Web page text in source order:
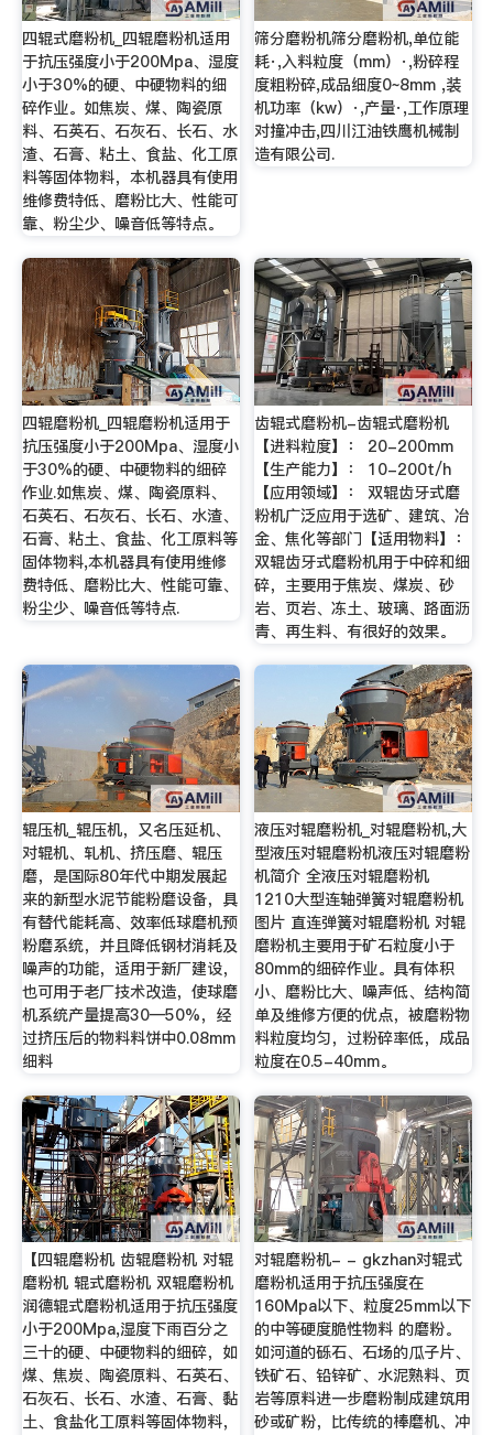
四辊式磨粉机_四辊磨粉机适用
于抗压强度小于200Mpa、湿度
小于30%的硬、中硬物料的细
碎作业。如焦炭、煤、陶瓷原
料、石英石、石灰石、长石、水
渣、石膏、粘土、食盐、化工原
料等固体物料，本机器具有使用
维修费特低、磨粉比大、性能可
靠、粉尘少、噪音低等特点。
筛分磨粉机筛分磨粉机,单位能
耗·,入料粒度（mm）·,粉碎程
度粗粉碎,成品细度0~8mm ,装
机功率（kw）·,产量·,工作原理
对撞冲击,四川江油铁鹰机械制
造有限公司.
四辊磨粉机_四辊磨粉机适用于
抗压强度小于200Mpa、湿度小
于30%的硬、中硬物料的细碎
作业.如焦炭、煤、陶瓷原料、
石英石、石灰石、长石、水渣、
石膏、粘土、食盐、化工原料等
固体物料,本机器具有使用维修
费特低、磨粉比大、性能可靠、
粉尘少、噪音低等特点.
齿辊式磨粉机-齿辊式磨粉机
【进料粒度】： 20-200mm
【生产能力】： 10-200t/h
【应用领域】： 双辊齿牙式磨
粉机广泛应用于选矿、建筑、冶
金、焦化等部门【适用物料】：
双辊齿牙式磨粉机用于中碎和细
碎，主要用于焦炭、煤炭、砂
岩、页岩、冻土、玻璃、路面沥
青、再生料、有很好的效果。
辊压机_辊压机，又名压延机、
对辊机、轧机、挤压磨、辊压
磨，是国际80年代中期发展起
来的新型水泥节能粉磨设备，具
有替代能耗高、效率低球磨机预
粉磨系统，并且降低钢材消耗及
噪声的功能，适用于新厂建设，
也可用于老厂技术改造，使球磨
机系统产量提高30—50%，经
过挤压后的物料料饼中0.08mm
细料
液压对辊磨粉机_对辊磨粉机,大
型液压对辊磨粉机液压对辊磨粉
机简介 全液压对辊磨粉机
1210大型连轴弹簧对辊磨粉机
图片 直连弹簧对辊磨粉机 对辊
磨粉机主要用于矿石粒度小于
80mm的细碎作业。具有体积
小、磨粉比大、噪声低、结构简
单及维修方便的优点，被磨粉物
料粒度均匀，过粉碎率低，成品
粒度在0.5-40mm。
【四辊磨粉机 齿辊磨粉机 对辊
磨粉机 辊式磨粉机 双辊磨粉机
润德辊式磨粉机适用于抗压强度
小于200Mpa,湿度下雨百分之
三十的硬、中硬物料的细碎，如
煤、焦炭、陶瓷原料、石英石、
石灰石、长石、水渣、石膏、黏
土、食盐化工原料等固体物料，
对辊磨粉机- - gkzhan对辊式
磨粉机适用于抗压强度在
160Mpa以下、粒度25mm以下
的中等硬度脆性物料 的磨粉。
如河道的砾石、石场的瓜子片、
铁矿石、铅锌矿、水泥熟料、页
岩等原料进一步磨粉制成建筑用
砂或矿粉，比传统的棒磨机、冲